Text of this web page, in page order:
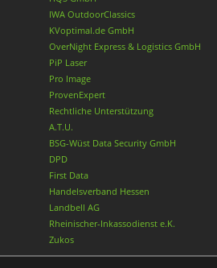
IWA OutdoorClassics
KVoptimal.de GmbH
OverNight Express & Logistics GmbH
PiP Laser
Pro Image
ProvenExpert
Rechtliche Unterstützung
A.T.U.
BSG-Wüst Data Security GmbH
DPD
First Data
Handelsverband Hessen
Landbell AG
Rheinischer-Inkassodienst e.K.
Zukos